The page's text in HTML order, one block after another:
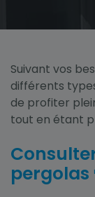
Suivant vos
différents
de profiter
tout en étant
pergolas